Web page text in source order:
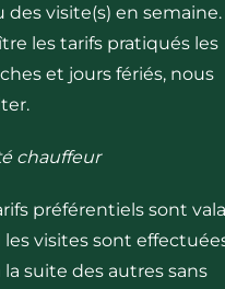
des visite(s) en
les tarifs pratiqués les
et jours fériés, nous
chauffeur
préférentiels sont
visites sont
la suite des autres sans